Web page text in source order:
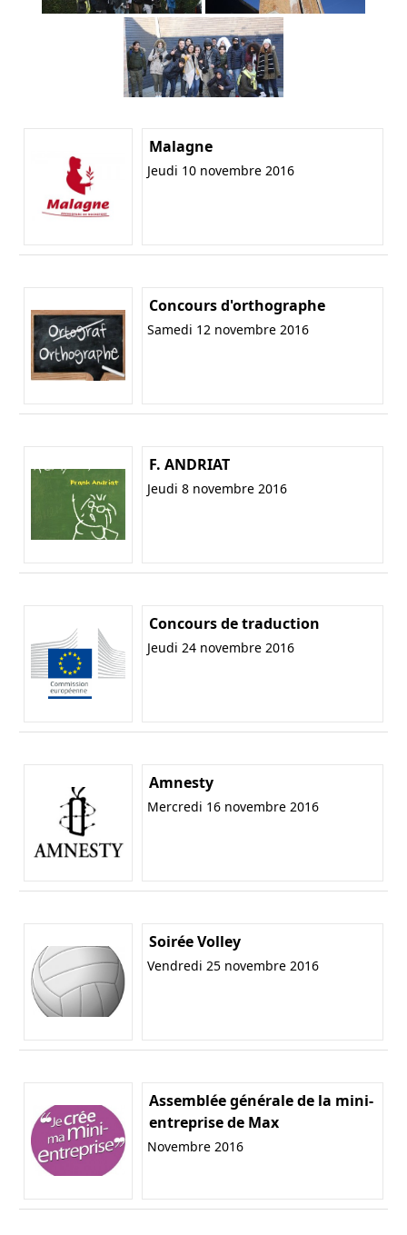
Malagne
Jeudi 10 novembre 2016
Concours d'orthographe
Samedi 12 novembre 2016
F. ANDRIAT
Jeudi 8 novembre 2016
Concours de traduction
Jeudi 24 novembre 2016
Amnesty
Mercredi 16 novembre 2016
Soirée Volley
Vendredi 25 novembre 2016
Assemblée générale de la mini-
entreprise de Max
Novembre 2016